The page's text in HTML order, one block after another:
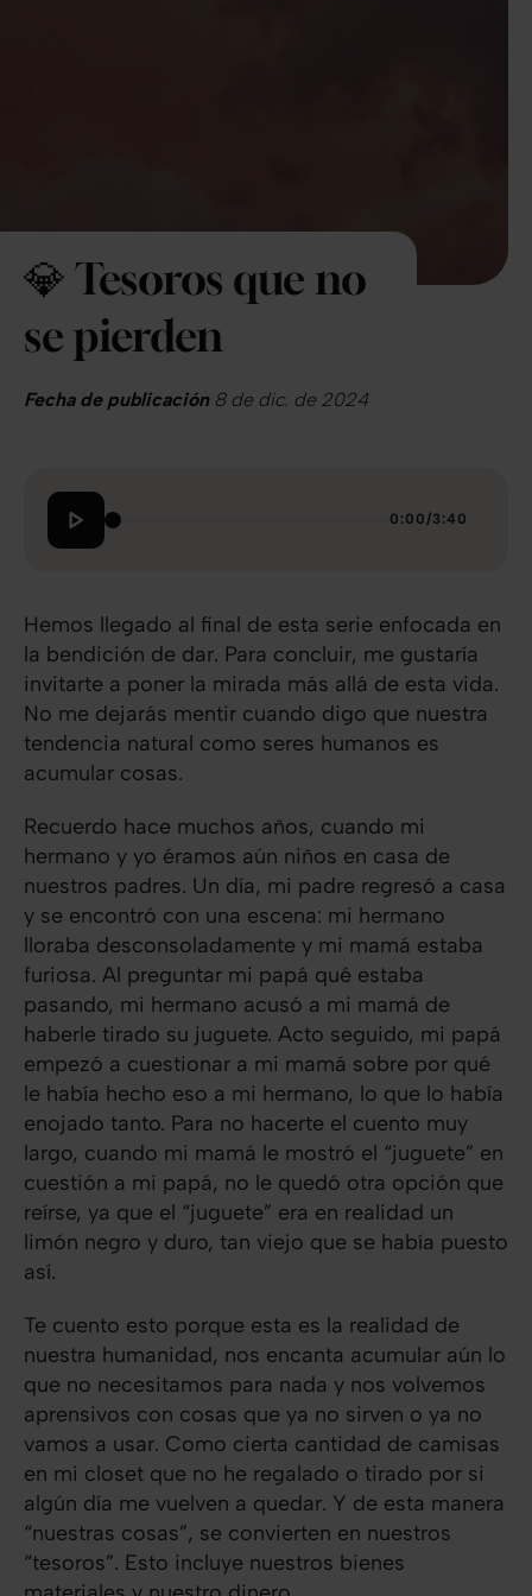
💎 Tesoros que no
se pierden
Fecha de publicación8 de dic. de 2024
0:00/3:40
Hemos llegado al final de esta serie enfocada en
la bendición de dar. Para concluir, me gustaría
invitarte a poner la mirada más allá de esta vida.
No me dejarás mentir cuando digo que nuestra
tendencia natural como seres humanos es
acumular cosas.
Recuerdo hace muchos años, cuando mi
hermano y yo éramos aún niños en casa de
nuestros padres. Un día, mi padre regresó a casa
y se encontró con una escena: mi hermano
lloraba desconsoladamente y mi mamá estaba
furiosa. Al preguntar mi papá qué estaba
pasando, mi hermano acusó a mi mamá de
haberle tirado su juguete. Acto seguido, mi papá
empezó a cuestionar a mi mamá sobre por qué
le había hecho eso a mi hermano, lo que lo había
enojado tanto. Para no hacerte el cuento muy
largo, cuando mi mamá le mostró el “juguete” en
cuestión a mi papá, no le quedó otra opción que
reírse, ya que el “juguete” era en realidad un
limón negro y duro, tan viejo que se había puesto
así.
Te cuento esto porque esta es la realidad de
nuestra humanidad, nos encanta acumular aún lo
que no necesitamos para nada y nos volvemos
aprensivos con cosas que ya no sirven o ya no
vamos a usar. Como cierta cantidad de camisas
en mi closet que no he regalado o tirado por si
algún día me vuelven a quedar. Y de esta manera
“nuestras cosas”, se convierten en nuestros
“tesoros”. Esto incluye nuestros bienes